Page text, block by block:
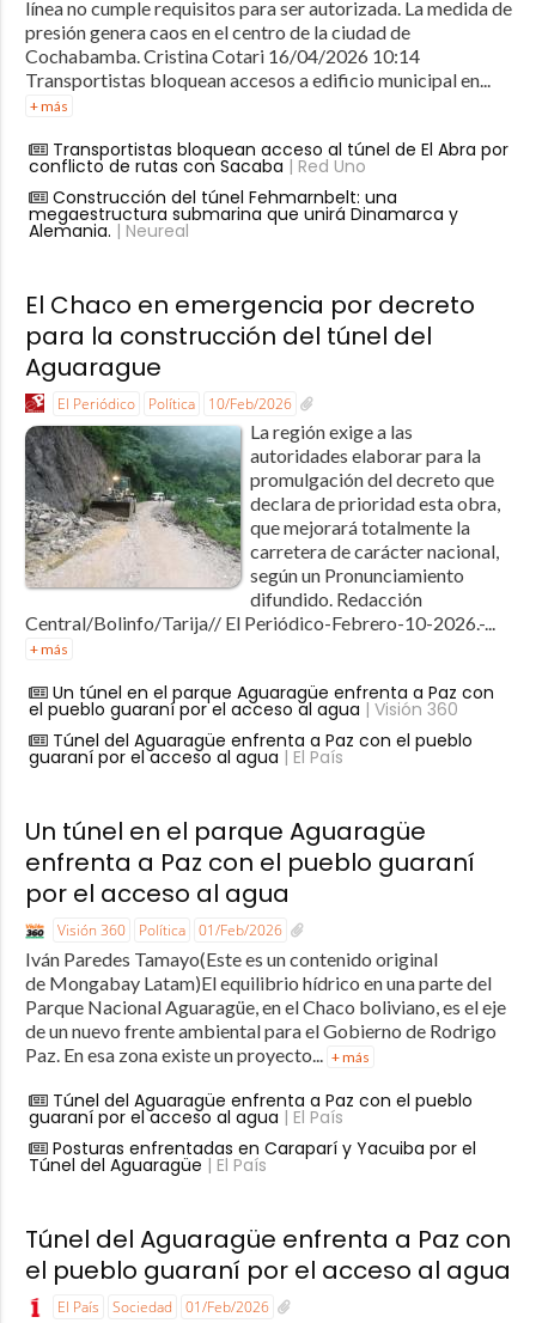
línea no cumple requisitos para ser autorizada. La medida de
presión genera caos en el centro de la ciudad de
Cochabamba. Cristina Cotari 16/04/2026 10:14
Transportistas bloquean accesos a edificio municipal en...
+ más
Transportistas bloquean acceso al túnel de El Abra por
conflicto de rutas con Sacaba | Red Uno
Construcción del túnel Fehmarnbelt: una
megaestructura submarina que unirá Dinamarca y
Alemania. | Neureal
El Chaco en emergencia por decreto
para la construcción del túnel del
Aguarague
El Periódico Política 10/Feb/2026
La región exige a las
autoridades elaborar para la
promulgación del decreto que
declara de prioridad esta obra,
que mejorará totalmente la
carretera de carácter nacional,
según un Pronunciamiento
difundido. Redacción
Central/Bolinfo/Tarija// El Periódico-Febrero-10-2026.-...
+ más
Un túnel en el parque Aguaragüe enfrenta a Paz con
el pueblo guaraní por el acceso al agua | Visión 360
Túnel del Aguaragüe enfrenta a Paz con el pueblo
guaraní por el acceso al agua | El País
Un túnel en el parque Aguaragüe
enfrenta a Paz con el pueblo guaraní
por el acceso al agua
Visión 360 Política 01/Feb/2026
Iván Paredes Tamayo(Este es un contenido original
de Mongabay Latam)El equilibrio hídrico en una parte del
Parque Nacional Aguaragüe, en el Chaco boliviano, es el eje
de un nuevo frente ambiental para el Gobierno de Rodrigo
Paz. En esa zona existe un proyecto... + más
Túnel del Aguaragüe enfrenta a Paz con el pueblo
guaraní por el acceso al agua | El País
Posturas enfrentadas en Caraparí y Yacuiba por el
Túnel del Aguaragüe | El País
Túnel del Aguaragüe enfrenta a Paz con
el pueblo guaraní por el acceso al agua
El País Sociedad 01/Feb/2026